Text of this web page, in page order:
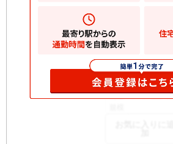
月
所在
開口
部向
南西
構造
SRC 地上7